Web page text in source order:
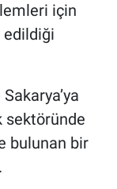
için
edildiği
sektöründe
bulunan bir